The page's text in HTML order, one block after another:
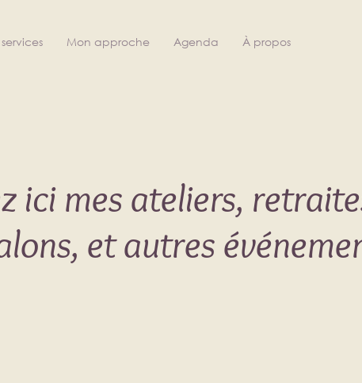
Mon approche Agenda À propos
ici mes ateliers,
et autres